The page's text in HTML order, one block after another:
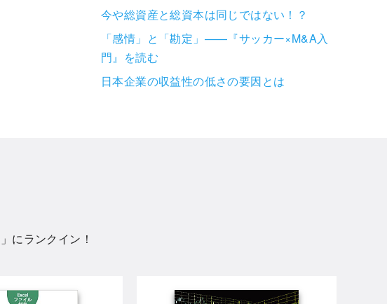
今や総資産と総資本は同じではない！？
「感情」と「勘定」——『サッカー×M&A入
門』を読む
日本企業の収益性の低さの要因とは
」にランクイン！